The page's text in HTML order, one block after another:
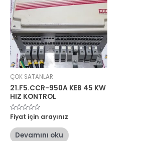
ÇOK SATANLAR
21.F5.CCR-950A KEB 45 KW
HIZ KONTROL
5
üzerinden
oy
aldı
Fiyat için arayınız
Devamını oku